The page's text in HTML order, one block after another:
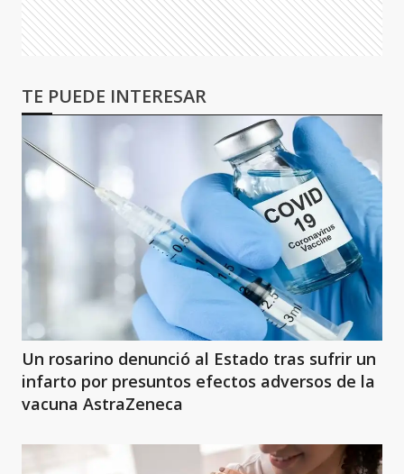
TE PUEDE INTERESAR
Un rosarino denunció al Estado tras sufrir un
infarto por presuntos efectos adversos de la
vacuna AstraZeneca